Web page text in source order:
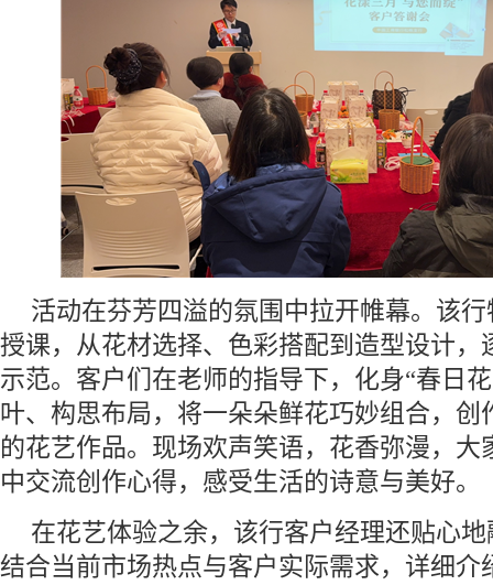
活动在芬芳四溢的氛围中拉开帷幕。该
授课，从花材选择、色彩搭配到造型设计，
示范。客户们在老师的指导下，化身“春日
叶、构思布局，将一朵朵鲜花巧妙组合，创
的花艺作品。现场欢声笑语，花香弥漫，大
中交流创作心得，感受生活的诗意与美好。
在花艺体验之余，该行客户经理还贴心
结合当前市场热点与客户实际需求，详细介